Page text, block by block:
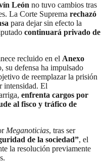
León no tuvo cambios tras
La Corte Suprema rechazó
para dejar sin efecto la
continuará privado de
recluido en el Anexo
su defensa ha impulsado
de reemplazar la prisión
intensidad. El
enfrenta cargos por
al fisco y tráfico de
Meganoticias, tras ser
de la sociedad”, el
la resolución previamente